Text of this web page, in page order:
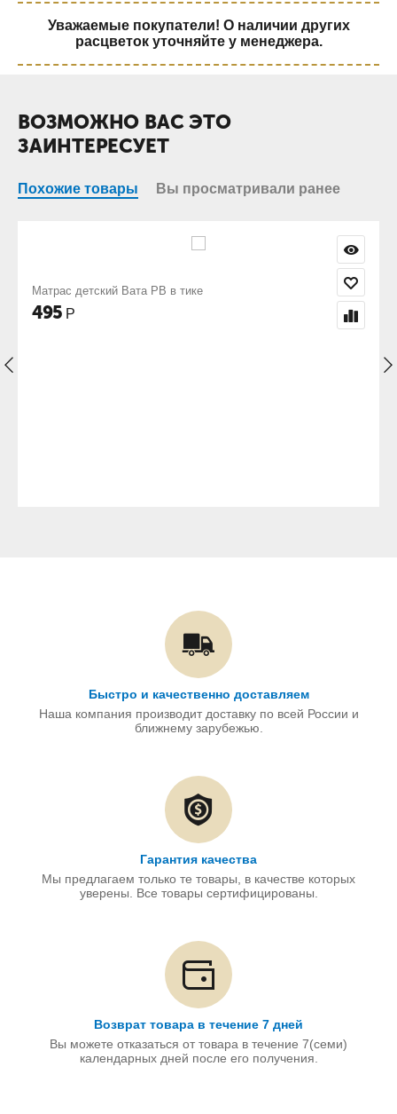
Уважаемые покупатели! О наличии других
расцветок уточняйте у менеджера.
ВОЗМОЖНО ВАС ЭТО
ЗАИНТЕРЕСУЕТ
Похожие товары Вы просматривали ранее
в тике Детский матрас овальный
Быстро и качественно доставляем
Наша компания производит доставку по всей России и
ближнему зарубежью.
Гарантия качества
Мы предлагаем только те товары, в качестве которых
уверены. Все товары сертифицированы.
Возврат товара в течение 7 дней
Вы можете отказаться от товара в течение 7(семи)
календарных дней после его получения.